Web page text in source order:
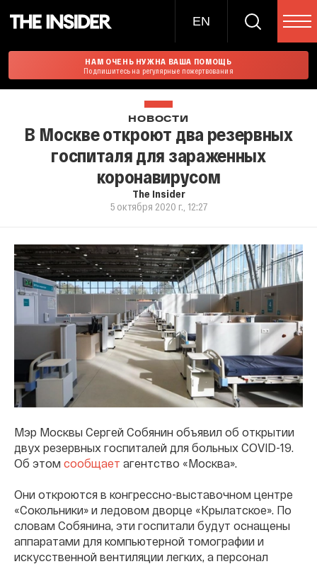
EN
НАМ ОЧЕНЬ НУЖНА ВАША ПОМОЩЬ
Подпишитесь на регулярные пожертвования
НОВОСТИ
В Москве откроют два резервных
госпиталя для зараженных
коронавирусом
The Insider
5 октября 2020 г., 12:27
Мэр Москвы Сергей Собянин объявил об открытии
двух резервных госпиталей для больных COVID-19.
Об этом сообщает агентство «Москва».
Они откроются в конгрессно-выставочном центре
«Сокольники» и ледовом дворце «Крылатское». По
словам Собянина, эти госпитали будут оснащены
аппаратами для компьютерной томографии и
искусственной вентиляции легких, а персонал